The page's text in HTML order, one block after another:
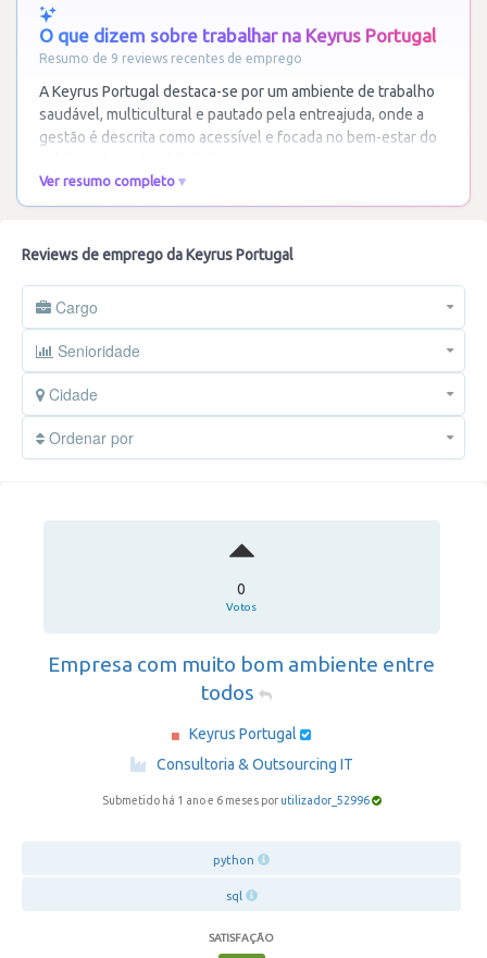
O que dizem sobre trabalhar na Keyrus Portugal
Resumo de 9 reviews recentes de emprego
A Keyrus Portugal destaca-se por um ambiente de trabalho
saudável, multicultural e pautado pela entreajuda, onde a
gestão é descrita como acessível e focada no bem-estar do
Ver resumo completo
Reviews de emprego da Keyrus Portugal
Cargo
Senioridade
Cidade
Ordenar por
0
Votos
Empresa com muito bom ambiente entre
todos
Keyrus Portugal
·
Consultoria & Outsourcing IT
Submetido há 1 ano e 6 meses por utilizador_52996
python
sql
SATISFAÇÃO